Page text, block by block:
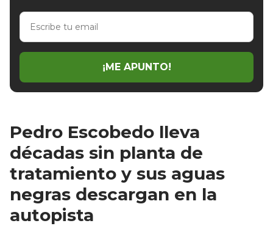
Escribe
email
¡ME APUNTO!
Pedro Escobedo lleva
décadas sin planta de
tratamiento y sus aguas
negras descargan en la
autopista